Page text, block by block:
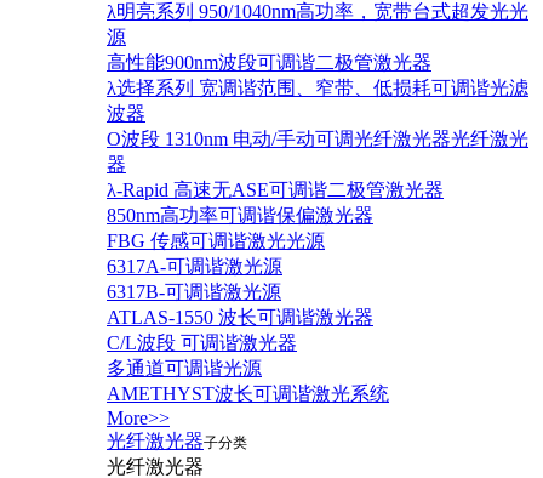
λ明亮系列 950/1040nm高功率，宽带台式超发光光
源
高性能900nm波段可调谐二极管激光器
λ选择系列 宽调谐范围、窄带、低损耗可调谐光滤
波器
O波段 1310nm 电动/手动可调光纤激光器光纤激光
器
λ-Rapid 高速无ASE可调谐二极管激光器
850nm高功率可调谐保偏激光器
FBG 传感可调谐激光光源
6317A-可调谐激光源
6317B-可调谐激光源
ATLAS-1550 波长可调谐激光器
C/L波段 可调谐激光器
多通道可调谐光源
AMETHYST波长可调谐激光系统
More>>
光纤激光器子分类
光纤激光器